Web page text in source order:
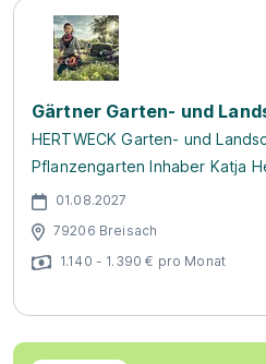
Gärtner Garten- und
HERTWECK Garten- und
Pflanzengarten Inhaber Katja
01.08.2027
79206 Breisach
1.140 - 1.390 € pro Monat